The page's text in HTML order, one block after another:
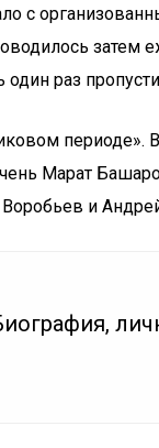
с
затем
раз
периоде».
Марат
и